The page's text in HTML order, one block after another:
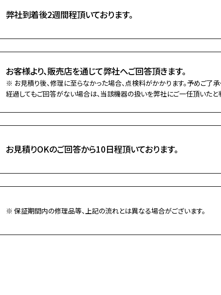
弊社到着後2週間程頂いております。
お客様より、販売店を通じて弊社へご回答頂きます。
※ お見積り後、修理に至らなかった場合、点検料がかかります。予めご了
経過してもご回答がない場合は、当該機器の扱いを弊社にご一任頂いたと
お見積りOKのご回答から10日程頂いております。
※ 保証期間内の修理品等、上記の流れとは異なる場合がございます。